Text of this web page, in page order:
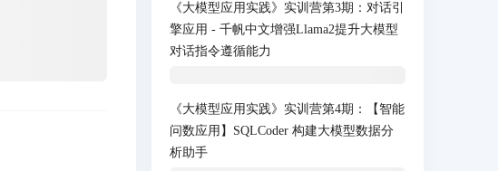
《大模型应用实践》实训营第3期：对话引
擎应用 - 千帆中文增强Llama2提升大模型
对话指令遵循能力
《大模型应用实践》实训营第4期：【智能
问数应用】SQLCoder 构建大模型数据分
析助手